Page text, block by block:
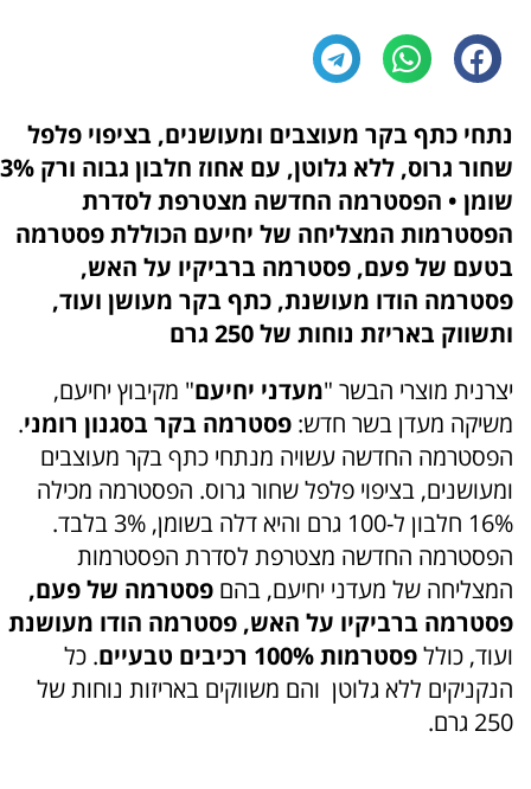
נתחי כתף בקר מעוצבים ומעושנים, בציפוי פלפל
שחור גרוס, ללא גלוטן, עם אחוז חלבון גבוה ורק 3%
שומן • הפסטרמה החדשה מצטרפת לסדרת
הפסטרמות המצליחה של יחיעם הכוללת פסטרמה
בטעם של פעם, פסטרמה ברביקיו על האש,
פסטרמה הודו מעושנת, כתף בקר מעושן ועוד,
ותשווק באריזת נוחות של 250 גרם
יצרנית מוצרי הבשר "מעדני יחיעם" מקיבוץ יחיעם,
משיקה מעדן בשר חדש: פסטרמה בקר בסגנון רומני.
הפסטרמה החדשה עשויה מנתחי כתף בקר מעוצבים
ומעושנים, בציפוי פלפל שחור גרוס. הפסטרמה מכילה
16% חלבון ל-100 גרם והיא דלה בשומן, 3% בלבד.
הפסטרמה החדשה מצטרפת לסדרת הפסטרמות
המצליחה של מעדני יחיעם, בהם פסטרמה של פעם,
פסטרמה ברביקיו על האש, פסטרמה הודו מעושנת
ועוד, כוללפסטרמות 100% רכיבים טבעיים
. כל
הנקניקים ללא גלוטן והם משווקים באריזות נוחות של
250 גרם.